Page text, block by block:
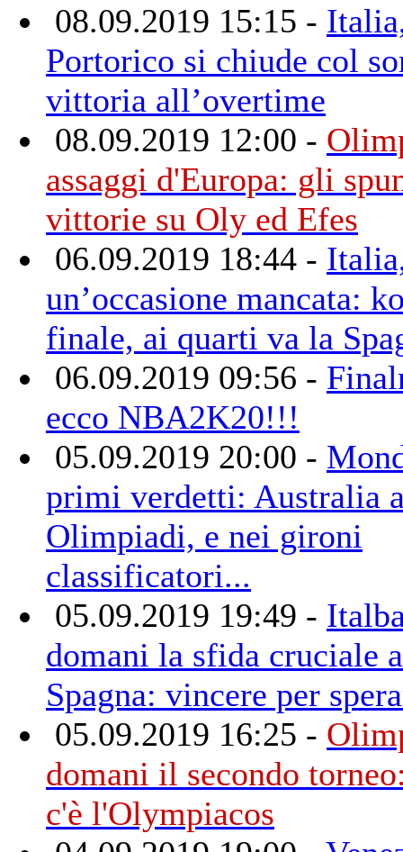
08.09.2019 15:15 -
Portorico si chiude col
vittoria all’overtime
08.09.2019 12:00 -
assaggi d'Europa: gli
vittorie su Oly ed Efes
06.09.2019 18:44 -
un’occasione mancata:
finale, ai quarti va la
06.09.2019 09:56 -
ecco NBA2K20!!!
05.09.2019 20:00 -
primi verdetti: Australia
Olimpiadi, e nei gironi
classificatori...
05.09.2019 19:49 -
domani la sfida cruciale
Spagna: vincere per
05.09.2019 16:25 -
domani il secondo
c'è l'Olympiacos